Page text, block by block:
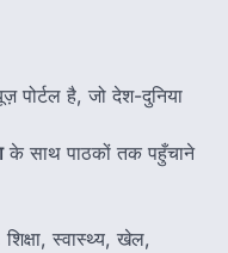
पोर्टल है, जो देश-दुनिया
के साथ पाठकों तक पहुँचाने
स्वास्थ्य, खेल,